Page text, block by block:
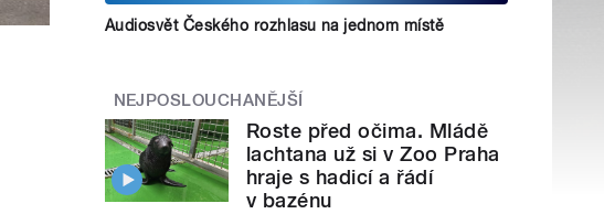
Audiosvět Českého rozhlasu na jednom místě
NEJPOSLOUCHANĚJŠÍ
Roste před očima. Mládě
lachtana už si v Zoo Praha
hraje s hadicí a řádí
v bazénu